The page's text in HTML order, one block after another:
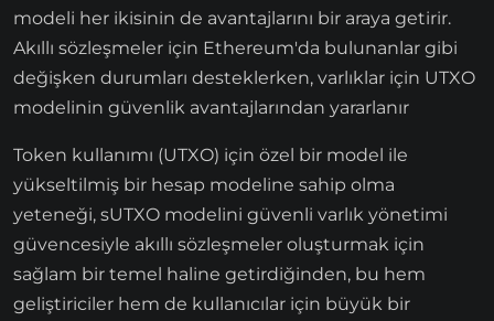
modeli her ikisinin de avantajlarını bir araya getirir.
Akıllı sözleşmeler için Ethereum'da bulunanlar gibi
değişken durumları desteklerken, varlıklar için UTXO
modelinin güvenlik avantajlarından yararlanır
Token kullanımı (UTXO) için özel bir model ile
yükseltilmiş bir hesap modeline sahip olma
yeteneği, sUTXO modelini güvenli varlık yönetimi
güvencesiyle akıllı sözleşmeler oluşturmak için
sağlam bir temel haline getirdiğinden, bu hem
geliştiriciler hem de kullanıcılar için büyük bir